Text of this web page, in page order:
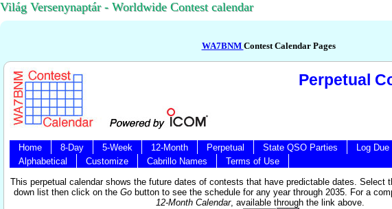
Világ Versenynaptár - Worldwide Contest calendar
WA7BNM Contest Calendar Pages